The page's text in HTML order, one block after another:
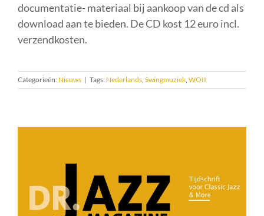
documentatie- materiaal bij aankoop van de cd als
download aan te bieden. De CD kost 12 euro incl.
verzendkosten.
Categorieën: Nieuws | Tags: Nederlands Swingmuziek WOII